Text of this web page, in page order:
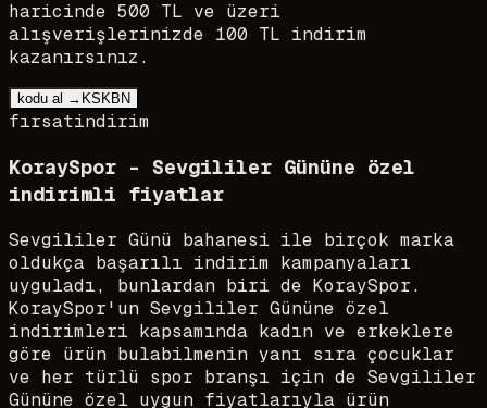
haricinde 500 TL ve üzeri
alışverişlerinizde 100 TL indirim
kazanırsınız.
kodu al → KSKBN
fırsatindirim
KoraySpor - Sevgililer Gününe özel
indirimli fiyatlar
Sevgililer Günü bahanesi ile birçok marka
oldukça başarılı indirim kampanyaları
uyguladı, bunlardan biri de KoraySpor.
KoraySpor'un Sevgililer Gününe özel
indirimleri kapsamında kadın ve erkeklere
göre ürün bulabilmenin yanı sıra çocuklar
ve her türlü spor branşı için de Sevgililer
Gününe özel uygun fiyatlarıyla ürün